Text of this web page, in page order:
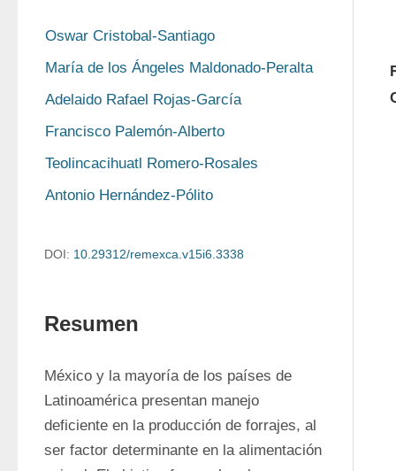
Oswar Cristobal-Santiago
María de los Ángeles Maldonado-Peralta
Adelaido Rafael Rojas-García
Francisco Palemón-Alberto
Teolincacihuatl Romero-Rosales
Antonio Hernández-Pólito
DOI: 10.29312/remexca.v15i6.3338
Resumen
México y la mayoría de los países de
Latinoamérica presentan manejo
deficiente en la producción de forrajes, al
ser factor determinante en la alimentación